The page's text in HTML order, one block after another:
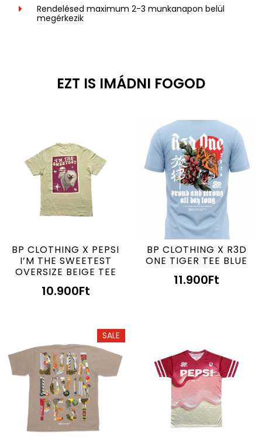
Rendelésed maximum 2-3 munkanapon belül
megérkezik
EZT IS IMÁDNI FOGOD
BP CLOTHING X PEPSI
I’M THE SWEETEST
OVERSIZE BEIGE TEE
10.900Ft
BP CLOTHING X R3D
ONE TIGER TEE BLUE
11.900Ft
SALE